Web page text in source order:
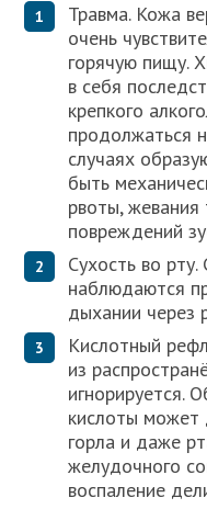
Травма. Кожа
очень
горячую пищу.
в себя
крепкого
продолжаться
случаях
быть
рвоты,
повреждений
Сухость во
наблюдаются
дыхании через
Кислотный
из
игнорируется.
кислоты может
горла и даже
желудочного
воспаление